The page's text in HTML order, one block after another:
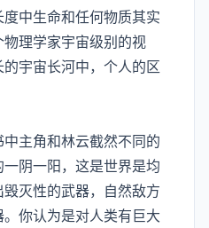
中生命和任何物质其实
理学家宇宙级别的视
宇宙长河中，个人的区
主角和林云截然不同的
阴一阳，这是世界是均
灭性的武器，自然敌方
你认为是对人类有巨大